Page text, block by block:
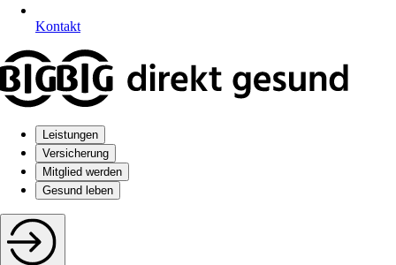
Kontakt
Leistungen
Versicherung
Mitglied werden
Gesund leben